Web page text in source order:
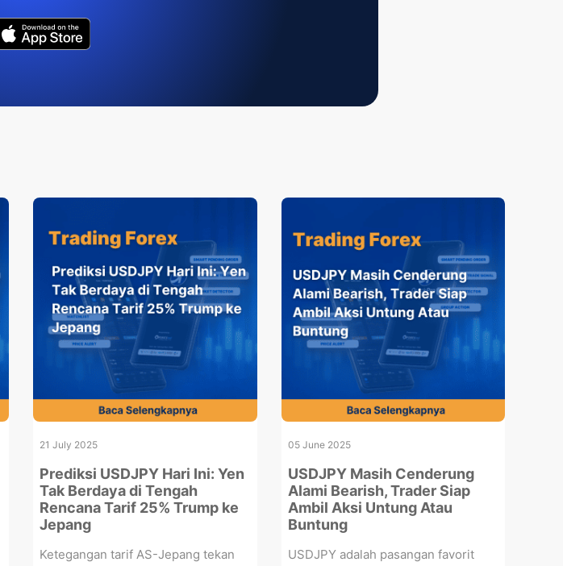
21 July 2025
Prediksi USDJPY Hari Ini: Yen
Tak Berdaya di Tengah
Rencana Tarif 25% Trump ke
Jepang
Ketegangan tarif AS-Jepang tekan
05 June 2025
USDJPY Masih Cenderung
Alami Bearish, Trader Siap
Ambil Aksi Untung Atau
Buntung
USDJPY adalah pasangan favorit